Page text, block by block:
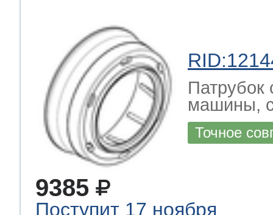
Патрубок
машины,
Точное
9385
Поступит 17 ноября